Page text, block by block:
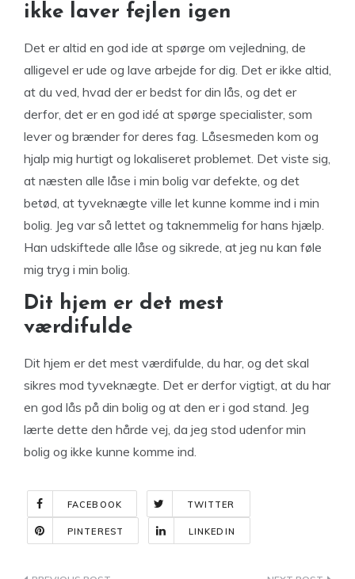
ikke laver fejlen igen
Det er altid en god ide at spørge om vejledning, de
alligevel er ude og lave arbejde for dig. Det er ikke altid,
at du ved, hvad der er bedst for din lås, og det er
derfor, det er en god idé at spørge specialister, som
lever og brænder for deres fag. Låsesmeden kom og
hjalp mig hurtigt og lokaliseret problemet. Det viste sig,
at næsten alle låse i min bolig var defekte, og det
betød, at tyveknægte ville let kunne komme ind i min
bolig. Jeg var så lettet og taknemmelig for hans hjælp.
Han udskiftede alle låse og sikrede, at jeg nu kan føle
mig tryg i min bolig.
Dit hjem er det mest
værdifulde
Dit hjem er det mest værdifulde, du har, og det skal
sikres mod tyveknægte. Det er derfor vigtigt, at du har
en god lås på din bolig og at den er i god stand. Jeg
lærte dette den hårde vej, da jeg stod udenfor min
bolig og ikke kunne komme ind.
FACEBOOK TWITTER
PINTEREST LINKEDIN